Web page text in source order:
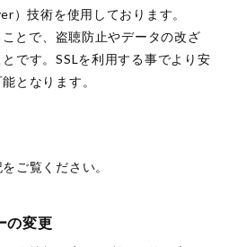
）技術を使用しております。
とで、盗聴防止やデータの改ざ
です。SSLを利用する事でより安
となります。
ご覧ください。
の変更